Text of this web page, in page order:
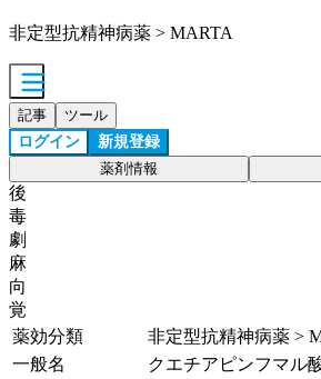
非定型抗精神病薬 > MARTA
記事 ツール
ログイン 新規登録
薬剤情報
後
毒
劇
麻
向
覚
薬効分類
非定型抗精神病薬 >
一般名
クエチアピンフマル